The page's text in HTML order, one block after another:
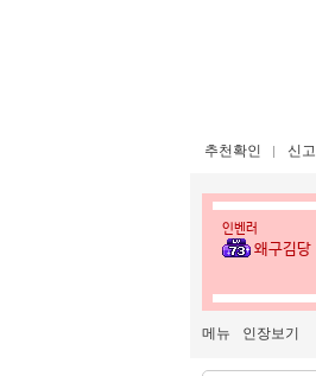
추천확인 신고
인벤러
왜구김당
메뉴 인장보기